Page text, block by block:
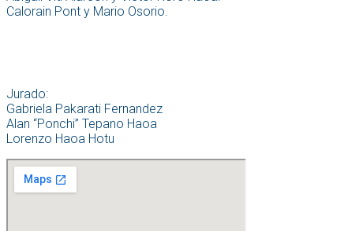
Calorain Pont y Mario Osorio.
Jurado:
Gabriela Pakarati Fernandez
Alan “Ponchi” Tepano Haoa
Lorenzo Haoa Hotu